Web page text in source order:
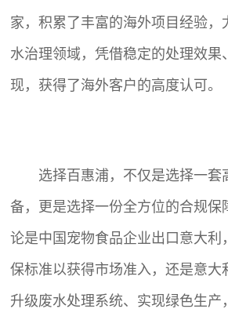
家，积累了丰富的海外项目经验，
水治理领域，凭借稳定的处理效果
现，获得了海外客户的高度认可。
选择百惠浦，不仅是选择一套
备，更是选择一份全方位的合规保
论是中国宠物食品企业出口意大利
保标准以获得市场准入，还是意大
升级废水处理系统、实现绿色生产